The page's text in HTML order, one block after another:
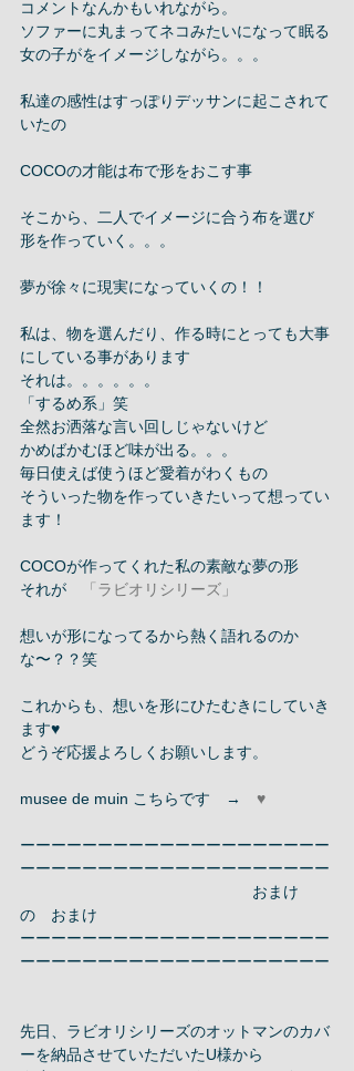
コメントなんかもいれながら。
ソファーに丸まってネコみたいになって眠る
女の子がをイメージしながら。。。
私達の感性はすっぽりデッサンに起こされて
いたの
COCOの才能は布で形をおこす事
そこから、二人でイメージに合う布を選び
形を作っていく。。。
夢が徐々に現実になっていくの！！
私は、物を選んだり、作る時にとっても大事
にしている事があります
それは。。。。。。
「するめ系」笑
全然お洒落な言い回しじゃないけど
かめばかむほど味が出る。。。
毎日使えば使うほど愛着がわくもの
そういった物を作っていきたいって想ってい
ます！
COCOが作ってくれた私の素敵な夢の形
それが
「ラビオリシリーズ」
想いが形になってるから熱く語れるのか
な〜？？笑
これからも、想いを形にひたむきにしていき
ます♥︎
どうぞ応援よろしくお願いします。
musee de muin こちらです　→ ♥︎
ーーーーーーーーーーーーーーーーーーーー
ーーーーーーーーーーーーーーーーーーーー
おまけ
の　おまけ
ーーーーーーーーーーーーーーーーーーーー
ーーーーーーーーーーーーーーーーーーーー
先日、ラビオリシリーズのオットマンのカバ
ーを納品させていただいたU様から